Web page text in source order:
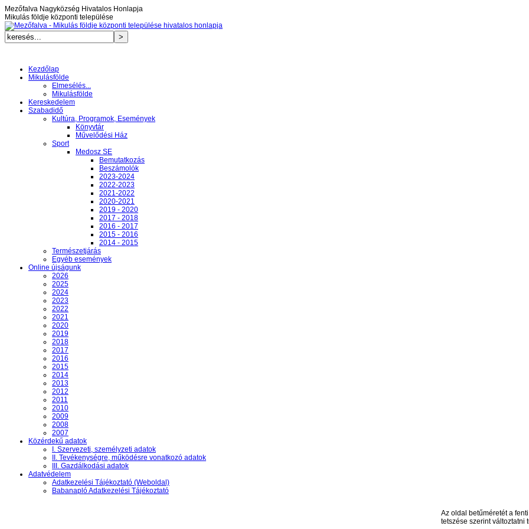
Mezőfalva Nagyközség Hivatalos Honlapja
Mikulás földje központi települése
Kezdőlap
Mikulásfölde
Elmesélés...
Mikulásfölde
Kereskedelem
Szabadidő
Kultúra, Programok, Események
Könyvtár
Művelődési Ház
Sport
Medosz SE
Bemutatkozás
Beszámolók
2023-2024
2022-2023
2021-2022
2020-2021
2019 - 2020
2017 - 2018
2016 - 2017
2015 - 2016
2014 - 2015
Természetjárás
Egyéb események
Online újságunk
2026
2025
2024
2023
2022
2021
2020
2019
2018
2017
2016
2015
2014
2013
2012
2011
2010
2009
2008
2007
Közérdekű adatok
I. Szervezeti, személyzeti adatok
II. Tevékenységre, működésre vonatkozó adatok
III. Gazdálkodási adatok
Adatvédelem
Adatkezelési Tájékoztató (Weboldal)
Babanapló Adatkezelési Tájékoztató
Az oldal betűméretét a
tetszése szerint változtatni